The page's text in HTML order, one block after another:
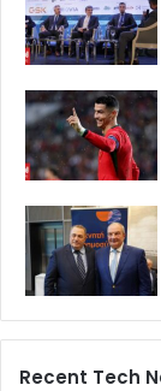
Recent Tech